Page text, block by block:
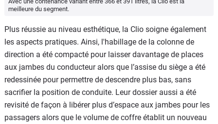
meilleure du segment.
Plus réussie au niveau esthétique, la Clio soigne également
les aspects pratiques. Ainsi, l'habillage de la colonne de
direction a été compacté pour laisser davantage de places
aux jambes du conducteur alors que l’assise du siège a été
redessinée pour permettre de descendre plus bas, sans
sacrifier la position de conduite. Leur dossier aussi a été
revisité de façon à libérer plus d’espace aux jambes pour les
passagers alors que le volume de coffre établit un nouveau